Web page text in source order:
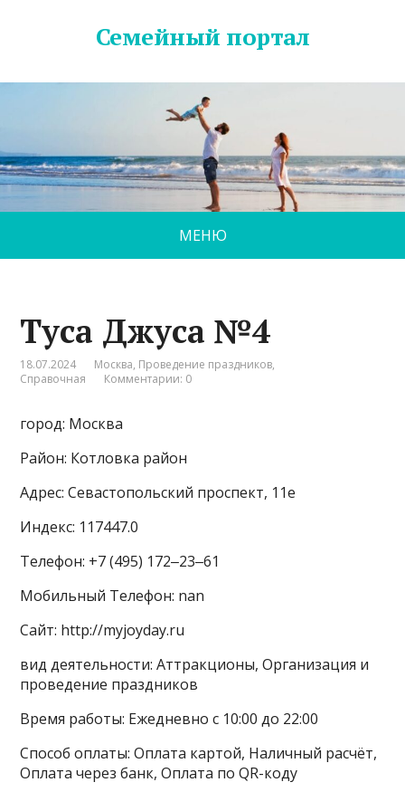
Семейный портал
МЕНЮ
Туса Джуса №4
18.07.2024 Москва, Проведение праздников,
Справочная
Комментарии: 0
город: Москва
Район: Котловка район
Адрес: Севастопольский проспект, 11е
Индекс: 117447.0
Телефон: +7 (495) 172‒23‒61
Мобильный Телефон: nan
Сайт: http://myjoyday.ru
вид деятельности: Аттракционы, Организация и
проведение праздников
Время работы: Ежедневно с 10:00 до 22:00
Способ оплаты: Оплата картой, Наличный расчёт,
Оплата через банк, Оплата по QR-коду